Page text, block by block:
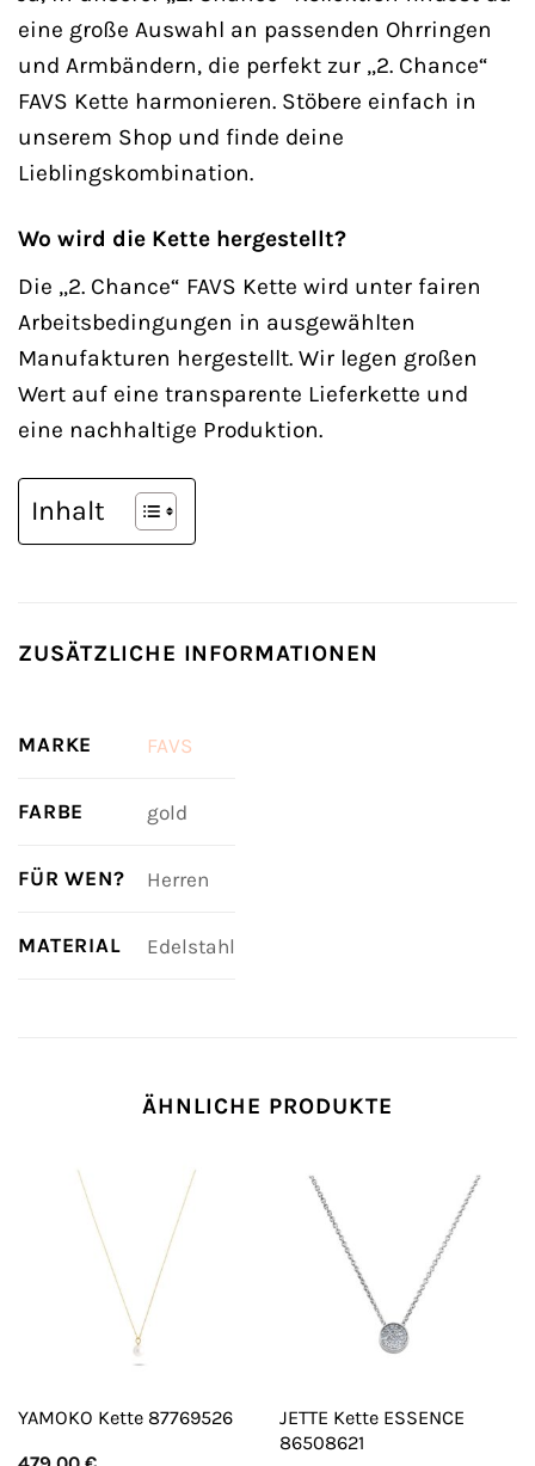
eine große Auswahl an passenden Ohrringen
und Armbändern, die perfekt zur „2. Chance“
FAVS Kette harmonieren. Stöbere einfach in
unserem Shop und finde deine
Lieblingskombination.
Wo wird die Kette hergestellt?
Die „2. Chance“ FAVS Kette wird unter fairen
Arbeitsbedingungen in ausgewählten
Manufakturen hergestellt. Wir legen großen
Wert auf eine transparente Lieferkette und
eine nachhaltige Produktion.
Inhalt
ZUSÄTZLICHE INFORMATIONEN
MARKE FAVS
FARBE gold
FÜR WEN? Herren
MATERIAL Edelstahl
ÄHNLICHE PRODUKTE
YAMOKO Kette 87769526
JETTE Kette ESSENCE
86508621